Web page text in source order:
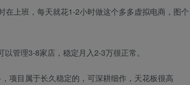
上班，每天就花1-2小时做这个多多虚拟电商，图个
管理3-8家店，稳定月入2-3万很正常。
项目属于长久稳定的，可深耕细作，天花板很高